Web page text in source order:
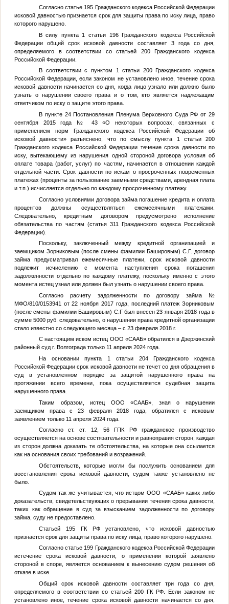
Согласно статье 195 Гражданского кодекса Российской Федерации
исковой давностью признается срок для защиты права по иску лица, право
которого нарушено.
В силу пункта 1 статьи 196 Гражданского кодекса Российской
Федерации общий срок исковой давности составляет 3 года со дня,
определяемого в соответствии со статьей 200 Гражданского кодекса
Российской Федерации.
В соответствии с пунктом 1 статьи 200 Гражданского кодекса
Российской Федерации, если законом не установлено иное, течение срока
исковой давности начинается со дня, когда лицо узнало или должно было
узнать о нарушении своего права и о том, кто является надлежащим
ответчиком по иску о защите этого права.
В пункте 24 Постановления Пленума Верховного Суда РФ от 29
сентября 2015 года № 43 «О некоторых вопросах, связанных с
применением норм Гражданского кодекса Российской Федерации об
исковой давности» разъяснено, что по смыслу пункта 1 статьи 200
Гражданского кодекса Российской Федерации течение срока давности по
иску, вытекающему из нарушения одной стороной договора условия об
оплате товара (работ, услуг) по частям, начинается в отношении каждой
отдельной части. Срок давности по искам о просроченных повременных
платежах (проценты за пользование заемными средствами, арендная плата
и т.п.) исчисляется отдельно по каждому просроченному платежу.
Согласно условиями договора займа погашение кредита и оплата
процентов должны осуществляться ежемесячными платежами.
Следовательно, кредитным договором предусмотрено исполнение
обязательства по частям (статья 311 Гражданского кодекса Российской
Федерации).
Поскольку, заключенный между кредитной организацией и
заемщиком Зорниковым (после смены фамилии Башировым) С.Г. договор
займа предусматривал ежемесячные платежи, срок исковой давности
подлежит исчислению с момента наступления срока погашения
задолженности отдельно по каждому платежу, поскольку именно с этого
момента истец узнал или должен был узнать о нарушении своего права.
Согласно расчету задолженности по договору займа №
МФО/810/0153941 от 22 ноября 2017 года, последний платеж Зорниковым
(после смены фамилии Башировым) С.Г был внесен 23 января 2018 года в
сумме 5000 руб. следовательно, о нарушении права кредитной организации
стало известно со следующего месяца – с 23 февраля 2018 г.
С настоящим иском истец ООО «СААБ» обратился в Дзержинский
районный суд г. Волгограда только 11 апреля 2024 года.
На основании пункта 1 статьи 204 Гражданского кодекса
Российской Федерации срок исковой давности не течет со дня обращения в
суд в установленном порядке за защитой нарушенного права на
протяжении всего времени, пока осуществляется судебная защита
нарушенного права.
Таким образом, истец ООО «СААБ», зная о нарушении
заемщиком права с 23 февраля 2018 года, обратился с исковым
заявлением только 11 апреля 2024 года.
Согласно ст. ст. 12, 56 ГПК РФ гражданское производство
осуществляется на основе состязательности и равноправия сторон; каждая
из сторон должна доказать те обстоятельства, на которые она ссылается
как на основания своих требований и возражений.
Обстоятельств, которые могли бы послужить основанием для
восстановления срока исковой давности, судом также установлено не
было.
Судом так же учитывается, что истцом ООО «СААБ» каких либо
доказательств, свидетельствующих о прерывании течения срока давности,
таких как обращение в суд за взысканием задолженности по договору
займа, суду не предоставлено.
Статьей 195 ГК РФ установлено, что исковой давностью
признается срок для защиты права по иску лица, право которого нарушено.
Согласно статье 199 Гражданского кодекса Российской Федерации
истечение срока исковой давности, о применении которой заявлено
стороной в споре, является основанием к вынесению судом решения об
отказе в иске.
Общий срок исковой давности составляет три года со дня,
определяемого в соответствии со статьей 200 ГК РФ. Если законом не
установлено иное, течение срока исковой давности начинается со дня,